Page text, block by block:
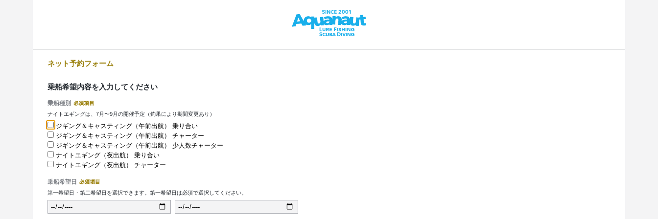
ネット予約フォーム
乗船希望内容を入力してください
乗船種別
ナイトエギングは、7月〜9月の開催予定（釣果により期間変更あり）
ジギング＆キャスティング（午前出航） 乗り合い
ジギング＆キャスティング（午前出航） チャーター
ジギング＆キャスティング（午前出航） 少人数チャーター
ナイトエギング（夜出航） 乗り合い
ナイトエギング（夜出航） チャーター
乗船希望日
第一希望日・第二希望日を選択できます。第一希望日は必須で選択してください。